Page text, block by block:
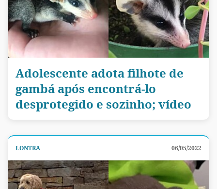
Adolescente adota filhote de
gambá após encontrá-lo
desprotegido e sozinho; vídeo
LONTRA 06/05/2022